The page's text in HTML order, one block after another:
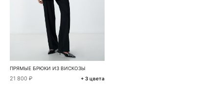
ПРЯМЫЕ БРЮКИ ИЗ ВИСКОЗЫ
21 800 ₽ + 3 цвета